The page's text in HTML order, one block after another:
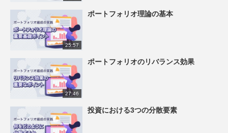
25:57
ポートフォリオ理論の基本
27:46
ポートフォリオのリバランス効果
投資における3つの分散要素